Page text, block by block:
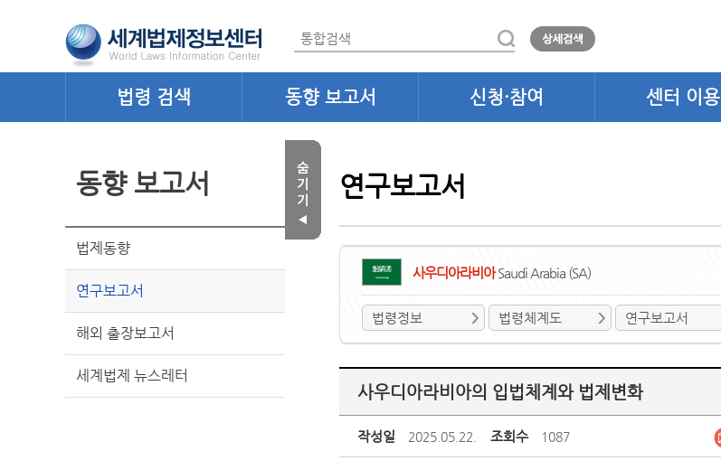
법령 검색 동향 보고서 신청·참여 센터 이용
동향 보고서
법제동향
연구보고서
해외 출장보고서
세계법제 뉴스레터
연구보고서
사우디아라비아Saudi Arabia (SA)
법령정보 법령체계도 연구보고서
사우디아라비아의 입법체계와 법제변화
작성일 2025.05.22. 조회수 1087